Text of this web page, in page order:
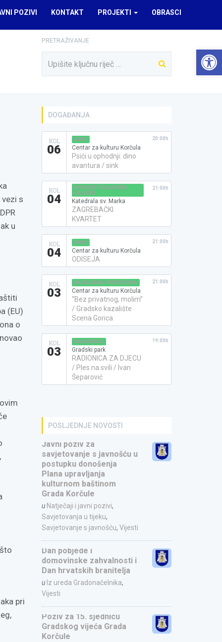
POZIVI KONTAKT PROJEKTI OBRASCI
PRETRAŽIVANJE
s
u
(EU)
o
pri
DOGAĐANJA
KOL
06
KINO
Centar za kulturu Korčula
Psići u ophodnji: dino
avantura / sink
20:00h
KOL
04
KONCERT KLASIČNE
GLAZBE
Katedrala sv. Marka
ZAGREBAČKI
KVARTET
21:00h
KOL
04
KINO
Centar za kulturu Korčula
ODISEJA
21:00h
KOL
03
KAZALIŠNA PREDSTAVA
Centar za kulturu Korčula
“Bez privatnog, molim”
/ Gradsko kazalište
Scena Gorica
21:00h
KOL
03
RADIONICA
Gradski park
RADIONICA ZA DJECU
/ Ples na svili / Ivan
Šeparović
19:00h
POSLJEDNJE NOVOSTI
Javni poziv za
savjetovanje s javnošću u
postupku donošenja
Plana upravljanja
kulturnom baštinom
Grada Korčule
u Natječaji i javni pozivi,
Savjetovanja u tijeku,
Savjetovanje s javnošću, Vijesti
Dan pobjede i
domovinske zahvalnosti i
Dan hrvatskih branitelja
u Iz ureda Gradonačelnika,
Vijesti
Poziv za 15. sjednicu
Gradskog vijeća Grada
Korčule